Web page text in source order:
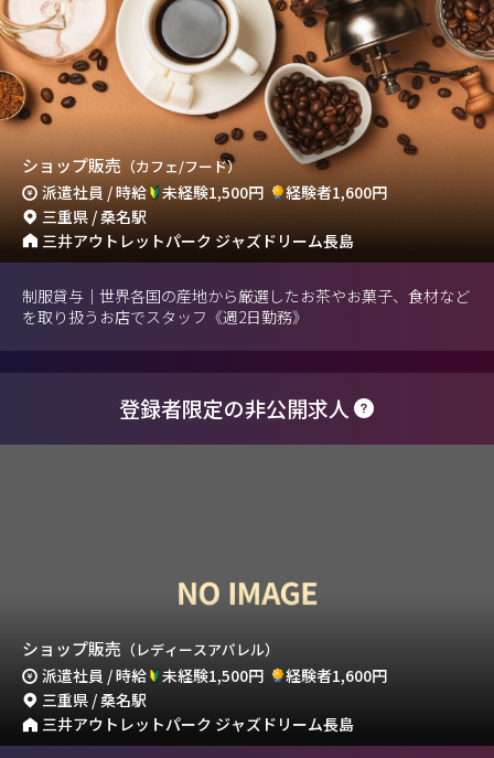
ショップ販売 （カフェ/フード）
派遣社員 / 時給 未経験1,500円
経験者1,600円
三重県 / 桑名駅
三井アウトレットパーク ジャズドリーム長島
制服貸与｜世界各国の産地から厳選したお茶やお菓子、食材など
を取り扱うお店でスタッフ《週2日勤務》
登録者限定の非公開求人
ショップ販売 （レディースアパレル）
派遣社員 / 時給 未経験1,500円
経験者1,600円
三重県 / 桑名駅
三井アウトレットパーク ジャズドリーム長島